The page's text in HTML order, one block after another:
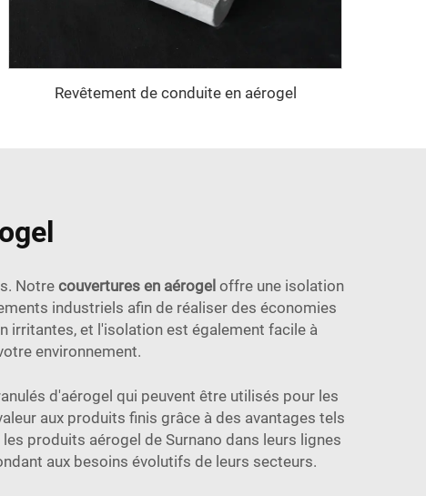
Revêtement de conduite en aérogel
Notre couvertures en aérogel offre une isolation
industriels afin de réaliser des économies
irritantes, et l'isolation est également facile à
environnement.
d'aérogel qui peuvent être utilisés pour les
aux produits finis grâce à des avantages tels
produits aérogel de Surnano dans leurs lignes
aux besoins évolutifs de leurs secteurs.